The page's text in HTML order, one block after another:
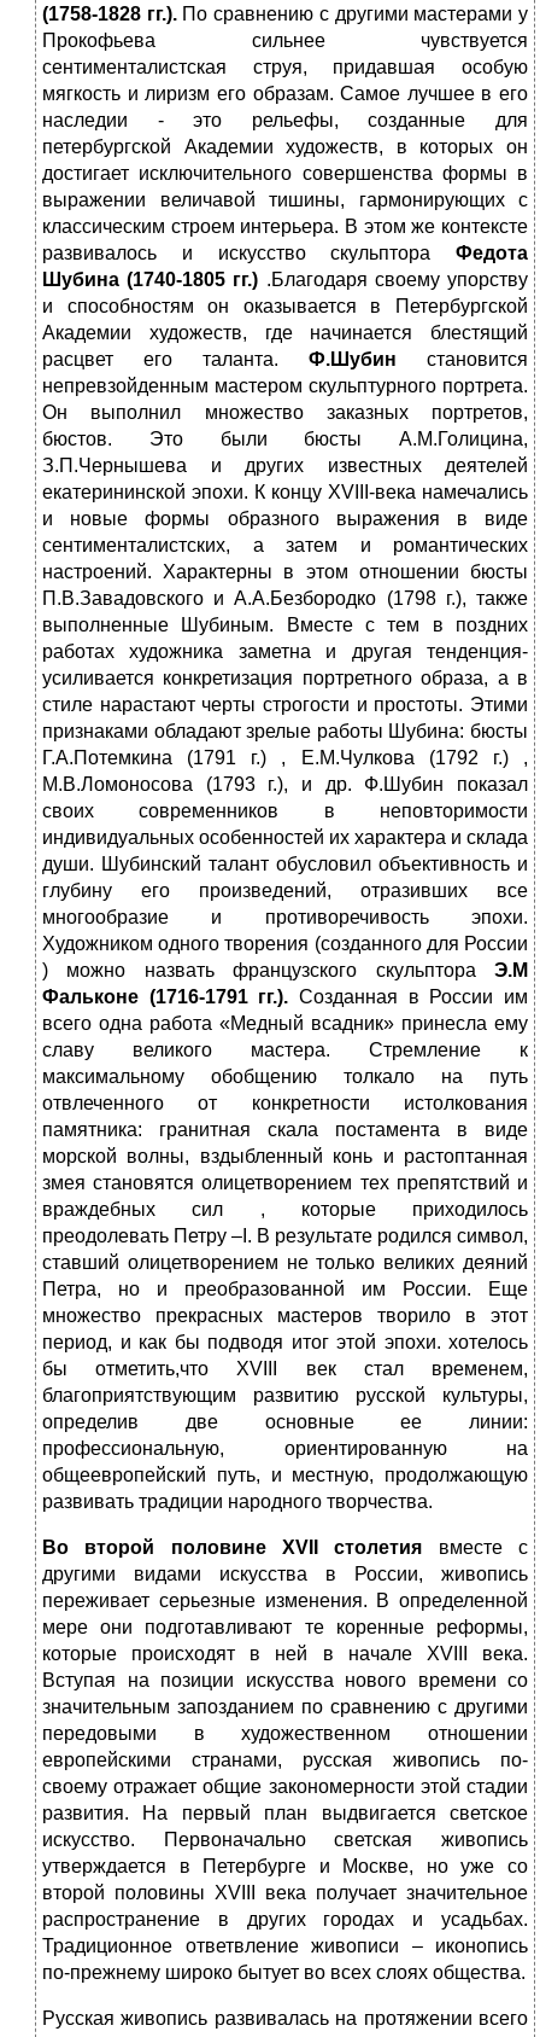
(1758-1828 гг.).По сравнению с другими мастерами у
Прокофьева сильнее чувствуется
сентименталистская струя, придавшая особую
мягкость и лиризм его образам. Самое лучшее в его
наследии - это рельефы, созданные для
петербургской Академии художеств, в которых он
достигает исключительного совершенства формы в
выражении величавой тишины, гармонирующих с
классическим строем интерьера. В этом же контексте
развивалось и искусство скульптора Федота
Шубина (1740-1805 гг.) .Благодаря своему упорству
и способностям он оказывается в Петербургской
Академии художеств, где начинается блестящий
расцвет его таланта. Ф.Шубин становится
непревзойденным мастером скульптурного портрета.
Он выполнил множество заказных портретов,
бюстов. Это были бюсты А.М.Голицина,
З.П.Чернышева и других известных деятелей
екатерининской эпохи. К концу XVIII-века намечались
и новые формы образного выражения в виде
сентименталистских, а затем и романтических
настроений. Характерны в этом отношении бюсты
П.В.Завадовского и А.А.Безбородко (1798 г.), также
выполненные Шубиным. Вместе с тем в поздних
работах художника заметна и другая тенденция-
усиливается конкретизация портретного образа, а в
стиле нарастают черты строгости и простоты. Этими
признаками обладают зрелые работы Шубина: бюсты
Г.А.Потемкина (1791 г.) , Е.М.Чулкова (1792 г.) ,
М.В.Ломоносова (1793 г.), и др. Ф.Шубин показал
своих современников в неповторимости
индивидуальных особенностей их характера и склада
души. Шубинский талант обусловил объективность и
глубину его произведений, отразивших все
многообразие и противоречивость эпохи.
Художником одного творения (созданного для России
) можно назвать французского скульптора Э.М
Фальконе (1716-1791 гг.). Созданная в России им
всего одна работа «Медный всадник» принесла ему
славу великого мастера. Стремление к
максимальному обобщению толкало на путь
отвлеченного от конкретности истолкования
памятника: гранитная скала постамента в виде
морской волны, вздыбленный конь и растоптанная
змея становятся олицетворением тех препятствий и
враждебных сил , которые приходилось
преодолевать Петру –I. В результате родился символ,
ставший олицетворением не только великих деяний
Петра, но и преобразованной им России. Еще
множество прекрасных мастеров творило в этот
период, и как бы подводя итог этой эпохи. хотелось
бы отметить,что XVIII век стал временем,
благоприятствующим развитию русской культуры,
определив две основные ее линии:
профессиональную, ориентированную на
общеевропейский путь, и местную, продолжающую
развивать традиции народного творчества.
Во второй половине XVII столетия вместе с
другими видами искусства в России, живопись
переживает серьезные изменения. В определенной
мере они подготавливают те коренные реформы,
которые происходят в ней в начале XVIII века.
Вступая на позиции искусства нового времени со
значительным запозданием по сравнению с другими
передовыми в художественном отношении
европейскими странами, русская живопись по-
своему отражает общие закономерности этой стадии
развития. На первый план выдвигается светское
искусство. Первоначально светская живопись
утверждается в Петербурге и Москве, но уже со
второй половины XVIII века получает значительное
распространение в других городах и усадьбах.
Традиционное ответвление живописи – иконопись
по-прежнему широко бытует во всех слоях общества.
Русская живопись развивалась на протяжении всего